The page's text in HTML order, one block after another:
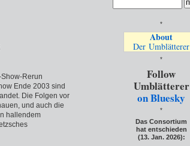
Rerun
Ende 2003 sind
Die Folgen vor
und auch die
hallendem
*
About
Der Umblätterer
*
Follow
Umblätterer
on Bluesky
*
Das Consortium
hat entschieden
(13. Jan. 2026):